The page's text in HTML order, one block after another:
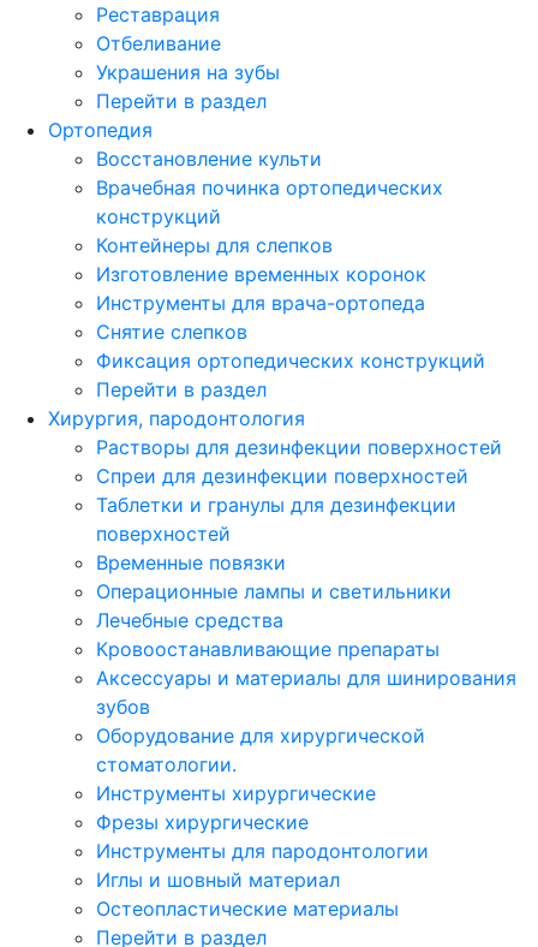
Реставрация
Отбеливание
Украшения на зубы
Перейти в раздел
Ортопедия
Восстановление культи
Врачебная починка ортопедических
конструкций
Контейнеры для слепков
Изготовление временных коронок
Инструменты для врача-ортопеда
Снятие слепков
Фиксация ортопедических конструкций
Перейти в раздел
Хирургия, пародонтология
Растворы для дезинфекции поверхностей
Спреи для дезинфекции поверхностей
Таблетки и гранулы для дезинфекции
поверхностей
Временные повязки
Операционные лампы и светильники
Лечебные средства
Кровоостанавливающие препараты
Аксессуары и материалы для шинирования
зубов
Оборудование для хирургической
стоматологии.
Инструменты хирургические
Фрезы хирургические
Инструменты для пародонтологии
Иглы и шовный материал
Остеопластические материалы
Перейти в раздел